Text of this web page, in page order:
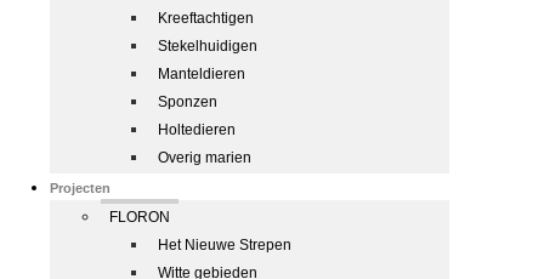
Kreeftachtigen
Stekelhuidigen
Manteldieren
Sponzen
Holtedieren
Overig marien
Projecten
FLORON
Het Nieuwe Strepen
Witte gebieden